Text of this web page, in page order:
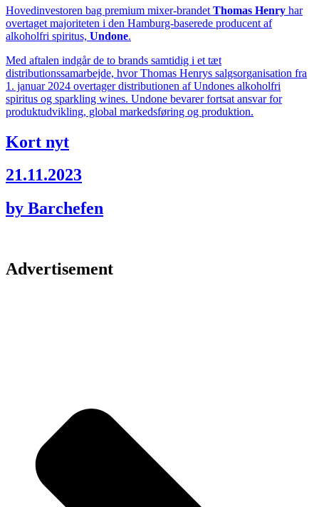
Hovedinvestoren bag premium mixer-brandet Thomas Henry har
overtaget majoriteten i den Hamburg-baserede producent af
alkoholfri spiritus, Undone.
Med aftalen indgår de to brands samtidig i et tæt
distributionssamarbejde, hvor Thomas Henrys salgsorganisation fra
1. januar 2024 overtager distributionen af Undones alkoholfri
spiritus og sparkling wines. Undone bevarer fortsat ansvar for
produktudvikling, global markedsføring og produktion.
Kort nyt
21.11.2023
by Barchefen
Advertisement